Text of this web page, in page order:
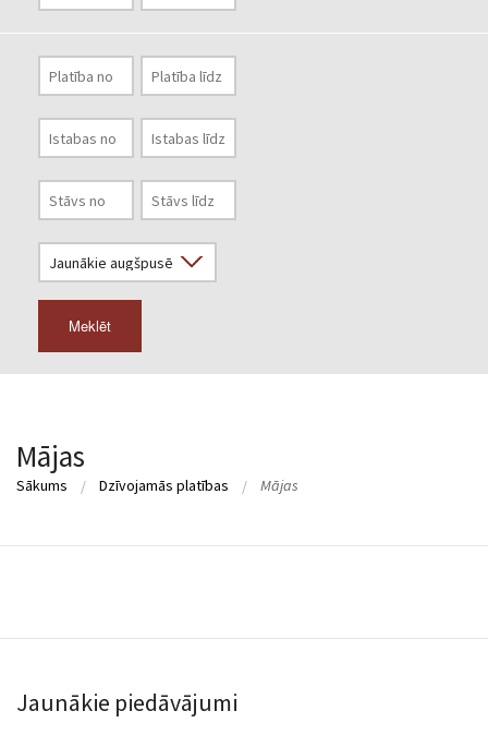
Meklēt
Mājas
Sākums Dzīvojamās platības Mājas
Jaunākie piedāvājumi